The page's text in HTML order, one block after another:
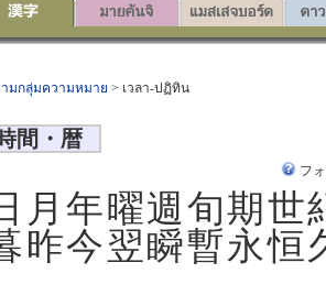
มกลุ่มความหมาย > เวลา-ปฏิทิน
間・暦
フ
月年曜週旬期世
昨今翌瞬暫永恒